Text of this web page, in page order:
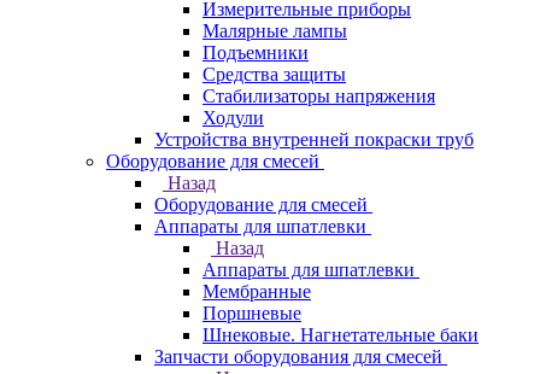
Измерительные приборы
Малярные лампы
Подъемники
Средства защиты
Стабилизаторы напряжения
Ходули
Устройства внутренней покраски труб
Оборудование для смесей
Назад
Оборудование для смесей
Аппараты для шпатлевки
Назад
Аппараты для шпатлевки
Мембранные
Поршневые
Шнековые. Нагнетательные баки
Запчасти оборудования для смесей